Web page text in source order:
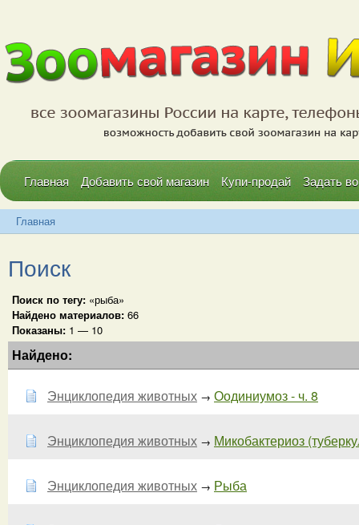
Главная Добавить свой магазин Купи-продай Задать
Главная
Поиск
Поиск по тегу: «рыба»
Найдено материалов: 66
Показаны: 1 — 10
Найдено:
Энциклопедия животных → Оодиниумоз - ч. 8
Энциклопедия животных → Микобактериоз
Энциклопедия животных → Рыба